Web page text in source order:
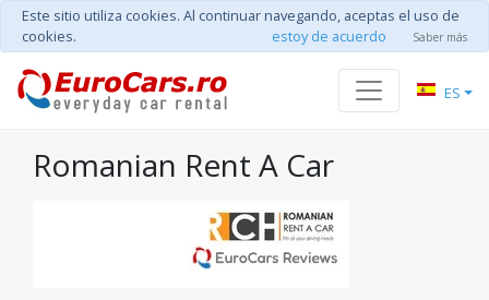
Este sitio utiliza cookies. Al continuar navegando, aceptas el uso de
cookies.
estoy de acuerdo Saber más
ES
Romanian Rent A Car